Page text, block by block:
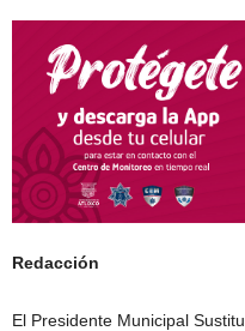
Redacción
El Presidente Municipal